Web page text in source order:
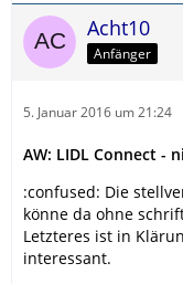
Acht10
Anfänger
5. Januar 2016 um 21:24
AW: LIDL Connect -
:confused: Die
könne da ohne
Letzteres ist in
interessant.